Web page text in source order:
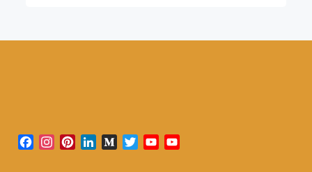
Facebook
Instagram
PinterestLinkedInMediumTwitterYouTube